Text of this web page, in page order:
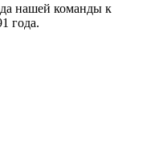
нашей команды к
года.